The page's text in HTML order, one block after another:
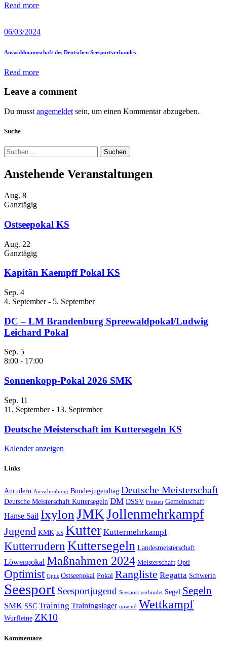
Read more
06/03/2024
Auswahlmannschaft des Deutschen Seesportverbandes
Read more
Leave a comment
Du musst angemeldet sein, um einen Kommentar abzugeben.
Suche
Suchen
nach:
Anstehende Veranstaltungen
Aug. 8
Ganztägig
Ostseepokal KS
Aug. 22
Ganztägig
Kapitän Kaempff Pokal KS
Sep. 4
4. September- 5. September
DC – LM Brandenburg Spreewaldpokal/Ludwig
Leichard Pokal
Sep. 5
8:00 - 17:00
Sonnenkopp-Pokal 2026 SMK
Sep. 11
11. September- 13. September
Deutsche Meisterschaft im Kuttersegeln KS
Kalender anzeigen
Links
Anrudern Ausschreibung Bundesjugendtag Deutsche Meisterschaft
Deutsche Meisterschaft Kuttersegeln DM DSSV Freizeit Gemeinschaft
Hanse Sail Ixylon JMK Jollenmehrkampf
Jugend KMK KS Kutter Kuttermehrkampf
Kutterrudern Kuttersegeln Landesmeisterschaft
Löwenpokal Maßnahmen 2024 Meisterschaft Opti
Optimist Optis Ostseepokal Pokal Rangliste Regatta Schwerin
Seesport Seesportjugend Seesport verbindet Segel Segeln
SMK SSC Training Trainingslager upwind Wettkampf
Wurfleine ZK10
Kommentare